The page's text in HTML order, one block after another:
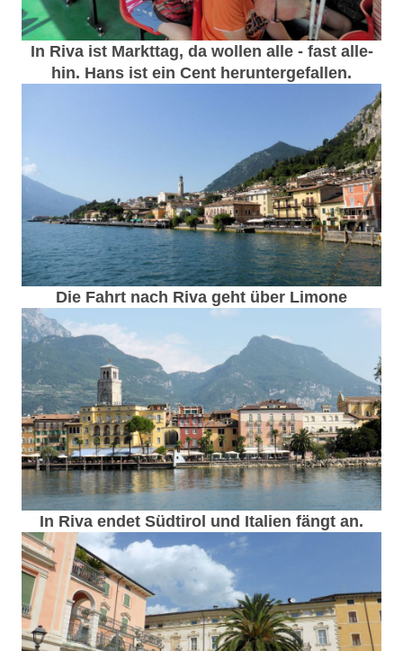
In Riva ist Markttag, da wollen alle - fast alle-
hin. Hans ist ein Cent heruntergefallen.
Die Fahrt nach Riva geht über Limone
In Riva endet Südtirol und Italien fängt an.